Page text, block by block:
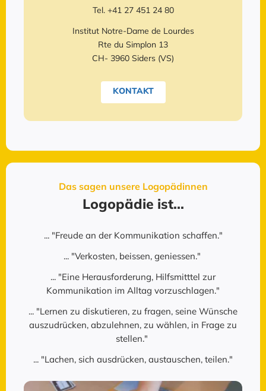
Tel. +41 27 451 24 80
Institut Notre-Dame de Lourdes
Rte du Simplon 13
CH- 3960 Siders (VS)
KONTAKT
Das sagen unsere Logopädinnen
Logopädie ist...
... "Freude an der Kommunikation schaffen."
... "Verkosten, beissen, geniessen."
... "Eine Herausforderung, Hilfsmitttel zur
Kommunikation im Alltag vorzuschlagen."
... "Lernen zu diskutieren, zu fragen, seine Wünsche
auszudrücken, abzulehnen, zu wählen, in Frage zu
stellen."
... "Lachen, sich ausdrücken, austauschen, teilen."